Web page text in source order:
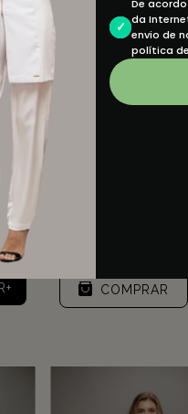
COMPRAR
De acordo
da
envio de
política